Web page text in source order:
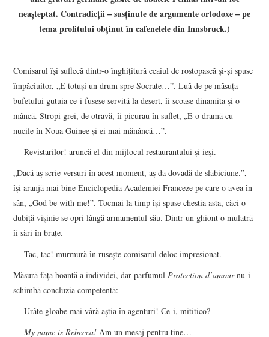
neaşteptat. Contradicţii – susţinute de argumente ortodoxe – pe
tema profitului obţinut în cafenelele din Innsbruck.)
Comisarul îşi suflecă dintr-o înghiţitură ceaiul de rostopască şi-şi spuse
împăciuitor, „E totuşi un drum spre Socrate…”. Luă de pe măsuţa
bufetului gutuia ce-i fusese servită la desert, îi scoase dinamita şi o
mâncă. Stropi grei, de otravă, îi picurau în suflet, „E o dramă cu
nucile în Noua Guinee şi ei mai mănâncă…”.
― Revistarilor! aruncă el din mijlocul restaurantului şi ieşi.
„Dacă aş scrie versuri în acest moment, aş da dovadă de slăbiciune.”,
îşi aranjă mai bine Enciclopedia Academiei Franceze pe care o avea în
sân, „God be with me!”. Tocmai la timp îşi spuse chestia asta, căci o
dubiţă vişinie se opri lângă armamentul său. Dintr-un ghiont o mulatră
îi sări în braţe.
― Tac, tac! murmură în ruseşte comisarul deloc impresionat.
Măsură faţa boantă a individei, dar parfumulProtection d’amournu-i
schimbă concluzia competentă:
― Urâte gloabe mai vâră aştia în agenturi! Ce-i, mititico?
―My name is Rebecca! Am un mesaj pentru tine…